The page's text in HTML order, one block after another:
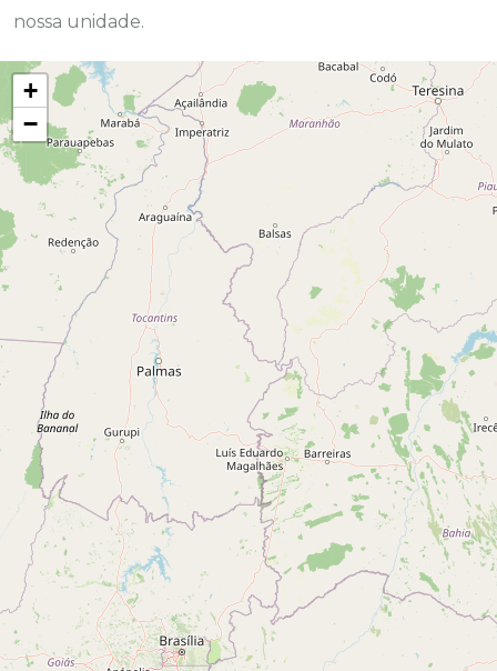
nossa unidade.
+
−